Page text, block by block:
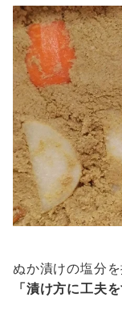
ぬか漬けの塩分
「漬け方に工夫を